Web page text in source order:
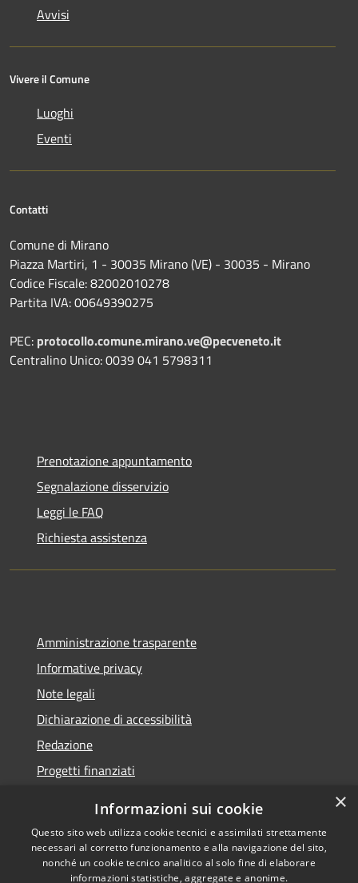
Avvisi
Vivere il Comune
Luoghi
Eventi
Contatti
Comune di Mirano
Piazza Martiri, 1 - 30035 Mirano (VE) - 30035 - Mirano
Codice Fiscale: 82002010278
Partita IVA: 00649390275
PEC: protocollo.comune.mirano.ve@pecveneto.it
Centralino Unico: 0039 041 5798311
Prenotazione appuntamento
Segnalazione disservizio
Leggi le FAQ
Richiesta assistenza
Amministrazione trasparente
Informative privacy
Note legali
Dichiarazione di accessibilità
Redazione
Progetti finanziati
RSS
Accessibilità
Dichiarazione di
accessibilità• Copyright ©
×
Informazioni sui cookie
Questo sito web utilizza cookie tecnici e assimilati strettamente
necessari al corretto funzionamento e alla navigazione del sito,
nonché un cookie tecnico analitico al solo fine di elaborare
informazioni statistiche, aggregate e anonime.